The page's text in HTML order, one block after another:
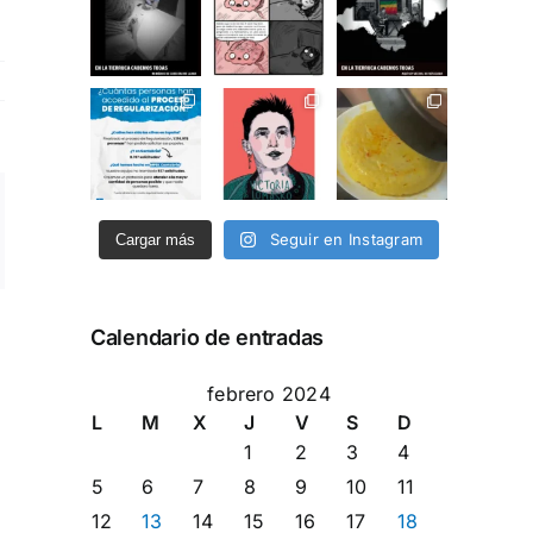
Cargar más Seguir en Instagram
Calendario de entradas
febrero 2024
L
M X J V S
D
1
2 3
4
5
6 7 8 9 10
11
12
13 14 15 16 17
18